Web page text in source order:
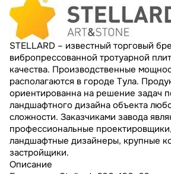
STELLARD – известный торговый
вибропрессованной тротуарной
качества. Производственные
располагаются в городе Тула.
ориентированна на решение задач
ландшафтного дизайна объекта
сложности. Заказчиками завода
профессиональные
ландшафтные дизайнеры, крупные
застройщики.
Описание